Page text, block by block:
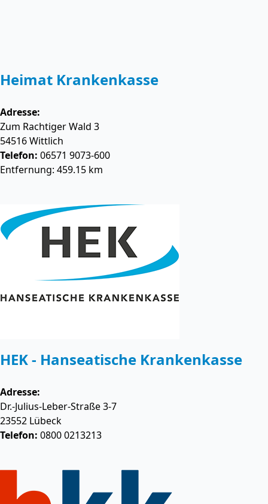
Heimat Krankenkasse
Adresse:
Zum Rachtiger Wald 3
54516Wittlich
Telefon: 06571 9073-600
Entfernung: 459.15 km
HEK - Hanseatische Krankenkasse
Adresse:
Dr.-Julius-Leber-Straße 3-7
23552 Lübeck
Telefon: 0800 0213213